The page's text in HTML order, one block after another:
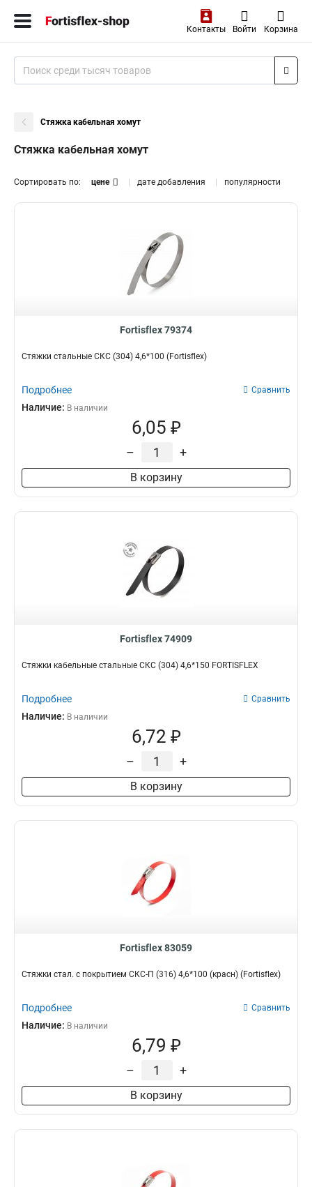
Контакты Войти Корзина
Стяжка кабельная хомут
Стяжка кабельная хомут
Сортировать по: цене дате добавления популярности
Fortisflex 79374
Стяжки стальные СКС (304) 4,6*100 (Fortisflex)
Подробнее Сравнить
Наличие: В наличии
6,05 ₽
– +
В корзину
Fortisflex 74909
Стяжки кабельные стальные СКС (304) 4,6*150 FORTISFLEX
Подробнее Сравнить
Наличие: В наличии
6,72 ₽
– +
В корзину
Fortisflex 83059
Стяжки стал. с покрытием СКС-П (316) 4,6*100 (красн) (Fortisflex)
Подробнее Сравнить
Наличие: В наличии
6,79 ₽
– +
В корзину